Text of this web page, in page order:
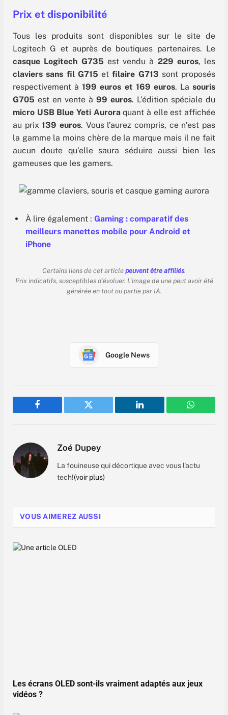
Prix et disponibilité
Tous les produits sont disponibles sur le site de
Logitech G et auprès de boutiques partenaires. Le
casque Logitech G735 est vendu à 229 euros, les
claviers sans fil G715 etfilaire G713 sont proposés
respectivement à 199 euros et 169 euros. La souris
G705 est en vente à 99 euros. L’édition spéciale du
micro USB Blue Yeti Auroraquant à elle est affichée
au prix139 euros. Vous l’aurez compris, ce n’est pas
la gamme la moins chère de la marque mais il ne fait
aucun doute qu’elle saura séduire aussi bien les
gameuses que les gamers.
À lire également : Gaming : comparatif des
meilleurs manettes mobile pour Android et
iPhone
Certains liens de cet article peuvent être affiliés.
Prix indicatifs, susceptibles d'évoluer. L'image de une peut avoir été
générée en tout ou partie par IA.
Google News
Facebook Twitter LinkedIn
Zoé Dupey
La fouineuse qui décortique avec vous l'actu
tech!(voir plus)
VOUS AIMEREZ AUSSI
Les écrans OLED sont-ils vraiment adaptés aux jeux
vidéos ?